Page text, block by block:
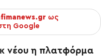
ως
Google
νέου η πλατφόρμα